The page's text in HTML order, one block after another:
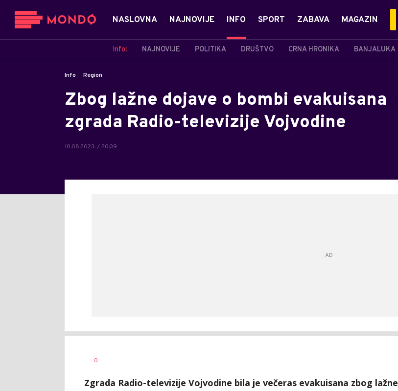
NASLOVNA NAJNOVIJE INFO
Info: NAJNOVIJE POLITIKA DRUŠTVO CRNA HRONIKA BANJALUKA
SPORT ZABAVA MAGAZIN
Info Region
Zbog lažne dojave o bombi evakuisana
zgrada Radio-televizije Vojvodine
10.08.2023. / 20:39
AUTOR
0
Zgrada Radio-televizije Vojvodine bila je večeras evakuisana zbog lažne